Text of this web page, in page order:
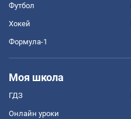
Футбол
Хокей
Формула-1
Моя школа
ГДЗ
Онлайн уроки